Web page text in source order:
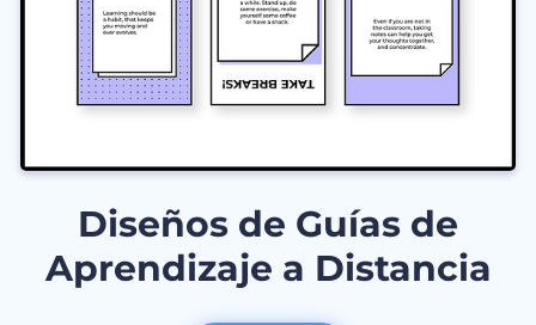
Diseños de Guías de
Aprendizaje a Distancia